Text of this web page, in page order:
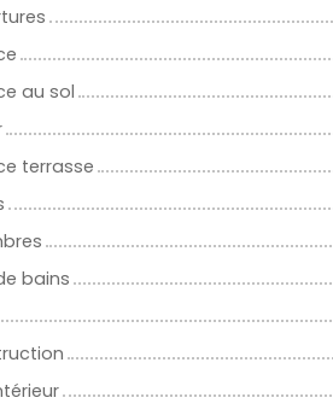
au sol
terrasse
bains